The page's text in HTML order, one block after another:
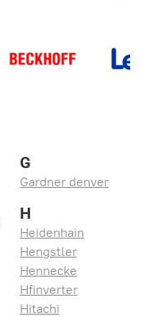
G
Gardner denver
H
Heidenhain
Hengstler
Hennecke
Hfinverter
Hitachi